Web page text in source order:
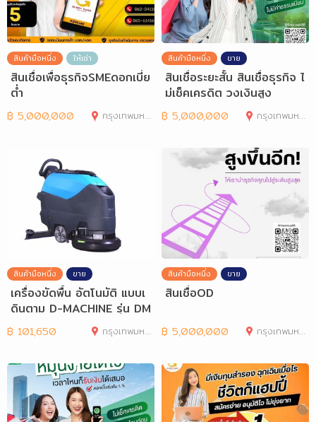
สินค้ามือหนึ่ง ให้เช่า
สินเชื่อเพื่อธุรกิจSMEดอกเบี่ย
ต่ำ
฿ 5,000,000 กรุงเทพมหานคร
สินค้ามือหนึ่ง ขาย
สินเชื่อระยะสั้น สินเชื่อธุรกิจ ไ
ม่เช็คเครดิต วงเงินสูง
฿ 5,000,000 กรุงเทพมหานคร
สินค้ามือหนึ่ง ขาย
เครื่องขัดพื้น อัตโนมัติ แบบเ
ดินตาม D-MACHINE รุ่น DM
468
฿ 101,650 กรุงเทพมหานคร
สินค้ามือหนึ่ง ขาย
สินเชื่อOD
฿ 5,000,000 กรุงเทพมหานคร